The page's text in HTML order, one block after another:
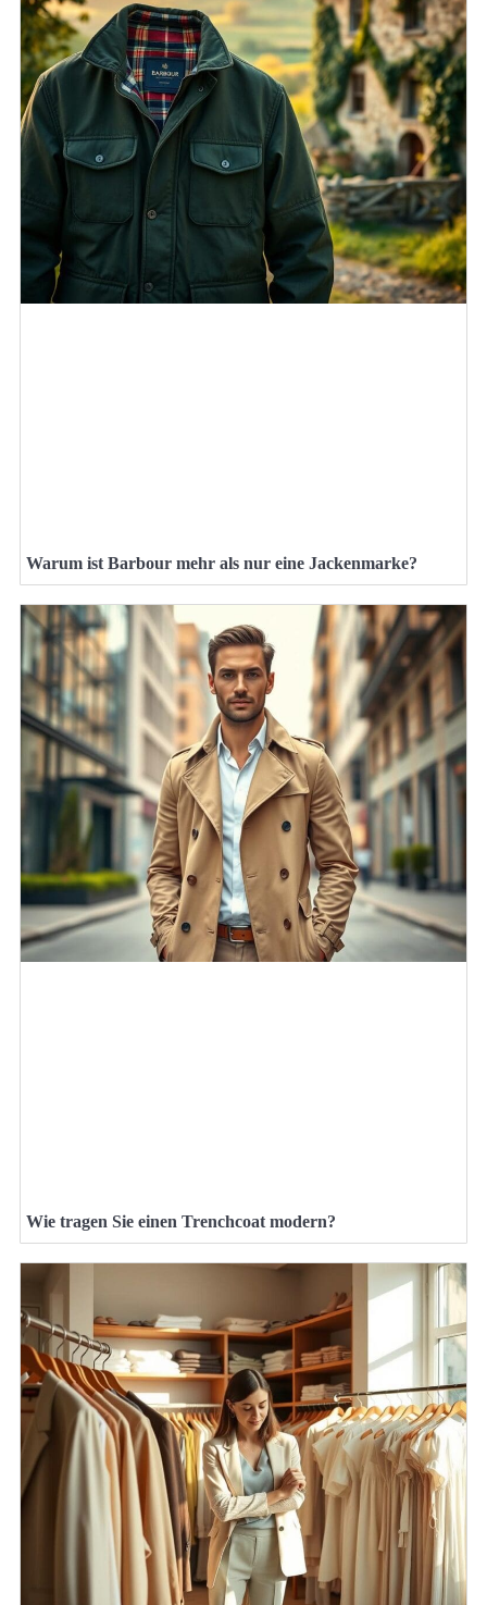
Warum ist Barbour mehr als nur eine Jackenmarke?
Wie tragen Sie einen Trenchcoat modern?